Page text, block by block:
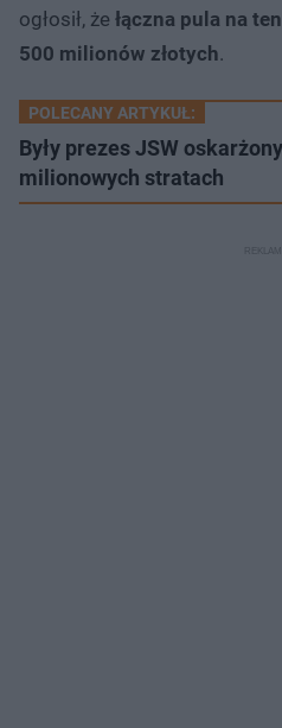
ogłosił, że łączna pula na
500 milionów złotych.
POLECANY ARTYKUŁ:
Były prezes JSW
milionowych stratach